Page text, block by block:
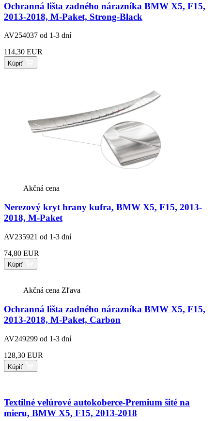
Ochranná lišta zadného nárazníka BMW X5, F15,
2013-2018, M-Paket, Strong-Black
AV254037 od 1-3 dní
114,30 EUR
Kúpiť
Akčná cena
Nerezový kryt hrany kufra, BMW X5, F15, 2013-
2018, M-Paket
AV235921 od 1-3 dní
74,80 EUR
Kúpiť
Akčná cena Zľava
Ochranná lišta zadného nárazníka BMW X5, F15,
2013-2018, M-Paket, Carbon
AV249299 od 1-3 dní
128,30 EUR
Kúpiť
Textilné velúrové autokoberce-Premium šité na
mieru, BMW X5, F15, 2013-2018